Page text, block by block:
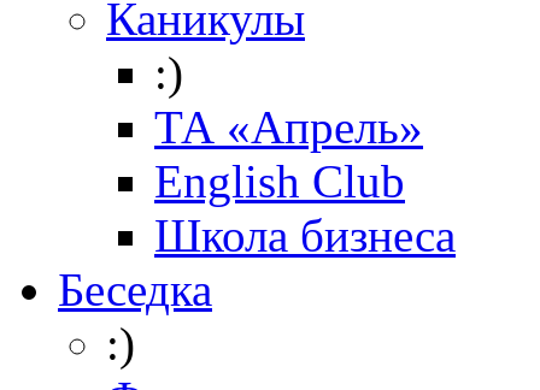
Каникулы
:)
ТА «Апрель»
English Club
Школа бизнеса
Беседка
:)